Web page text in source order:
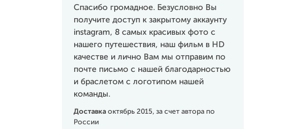
Спасибо громадное. Безусловно Вы
получите доступ к закрытому аккаунту
instagram, 8 самых красивых фото с
нашего путешествия, наш фильм в HD
качестве и лично Вам мы отправим по
почте письмо с нашей благодарностью
и браслетом с логотипом нашей
команды.
Доставка октябрь 2015, за счет автора по
России